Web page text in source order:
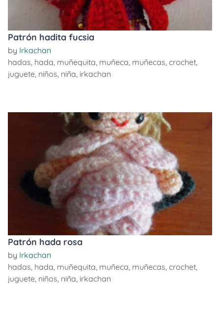
Patrón hadita fucsia
by Irkachan
hadas, hada, muñequita, muñeca, muñecas, crochet,
juguete, niños, niña, irkachan
Patrón hada rosa
by Irkachan
hadas, hada, muñequita, muñeca, muñecas, crochet,
juguete, niños, niña, irkachan